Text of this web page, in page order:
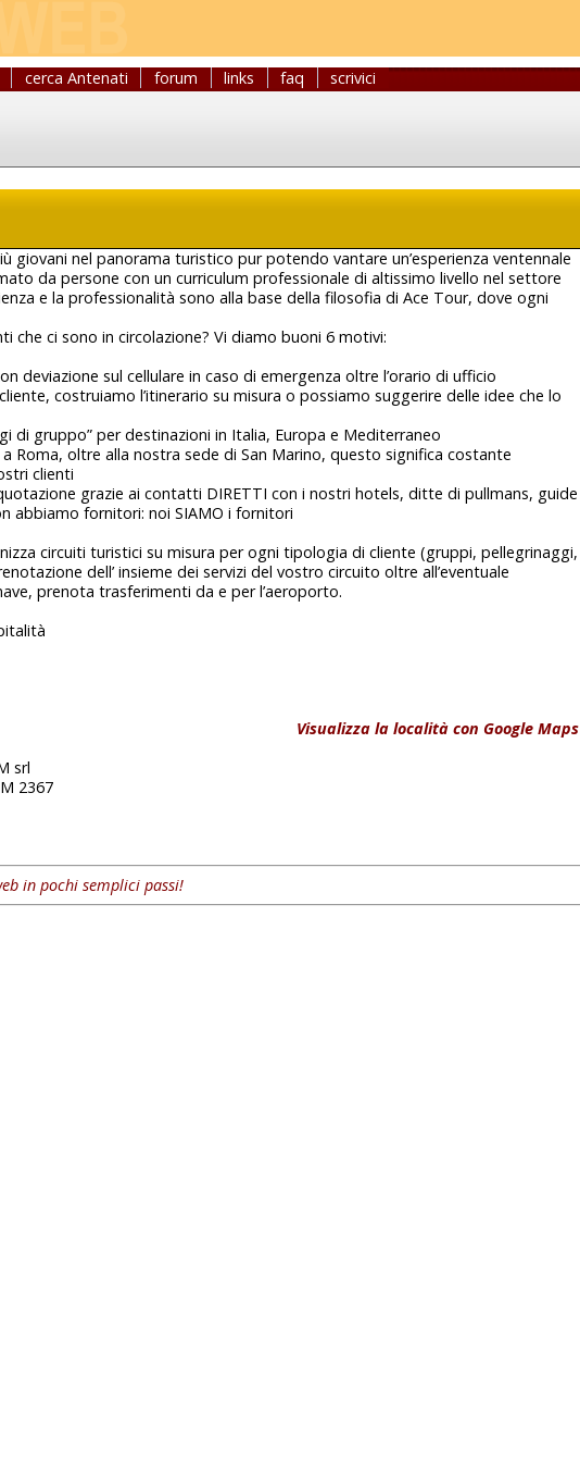
cerca Antenati forum links faq scrivici
giovani nel panorama turistico pur potendo vantare un’esperienza ventennale
da persone con un curriculum professionale di altissimo livello nel settore
e la professionalità sono alla base della filosofia di Ace Tour, dove ogni
che ci sono in circolazione? Vi diamo buoni 6 motivi:
deviazione sul cellulare in caso di emergenza oltre l’orario di ufficio
costruiamo l’itinerario su misura o possiamo suggerire delle idee che lo
di gruppo” per destinazioni in Italia, Europa e Mediterraneo
Roma, oltre alla nostra sede di San Marino, questo significa costante
clienti
grazie ai contatti DIRETTI con i nostri hotels, ditte di pullmans, guide
abbiamo fornitori: noi SIAMO i fornitori
circuiti turistici su misura per ogni tipologia di cliente (gruppi, pellegrinaggi,
dell’ insieme dei servizi del vostro circuito oltre all’eventuale
prenota trasferimenti da e per l’aeroporto.
Visualizza la località con Google Maps
srl
2367
in pochi semplici passi!